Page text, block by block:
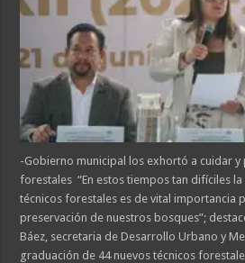
-Gobierno municipal los exhortó a cuidar y
forestales “En estos tiempos tan difíciles
técnicos forestales es de vital importancia
preservación de nuestros bosques”;
Báez, secretaria de Desarrollo Urbano y
graduación de 44 nuevos técnicos